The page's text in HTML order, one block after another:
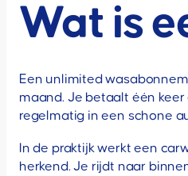
Wat is
Een unlimited
maand. Je betaalt één
regelmatig in een schone
In de praktijk werkt een
herkend. Je rijdt naar